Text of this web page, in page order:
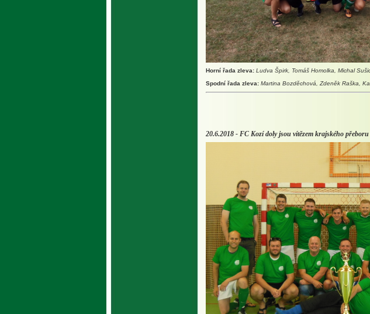
Horní řada zleva: Ludva Špirk, Tomáš Homolka, Michal
Spodní řada zleva: Martina Bozděchová, Zdeněk Raška,
20.6.2018 - FC Kozí doly jsou vítězem krajského přeboru